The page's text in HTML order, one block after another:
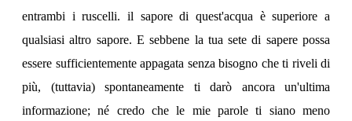
entrambi i ruscelli. il sapore di quest'acqua è superiore a
qualsiasi altro sapore. E sebbene la tua sete di sapere possa
essere sufficientemente appagata senza bisogno che ti riveli di
più, (tuttavia) spontaneamente ti darò ancora un'ultima
informazione; né credo che le mie parole ti siano meno